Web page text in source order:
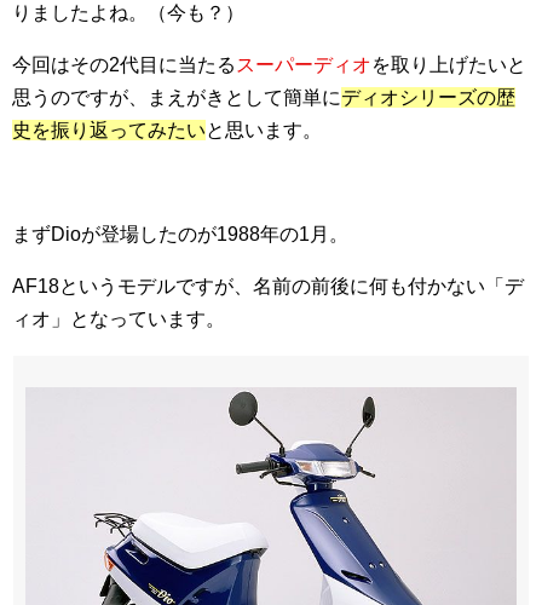
りましたよね。（今も？）
今回はその2代目に当たる スーパーディオを取り上げたいと
思うのですが、まえがきとして簡単にディオシリーズの歴
史を振り返ってみたいと思います。
まずDioが登場したのが1988年の1月。
AF18というモデルですが、名前の前後に何も付かない「デ
ィオ」となっています。